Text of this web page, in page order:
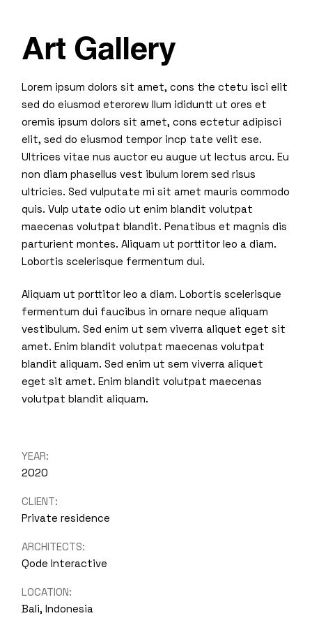
Art Gallery
Lorem ipsum dolors sit amet, cons the ctetu isci elit
sed do eiusmod eterorew llum ididuntt ut ores et
oremis ipsum dolors sit amet, cons ectetur adipisci
elit, sed do eiusmod tempor incp tate velit ese.
Ultrices vitae nus auctor eu augue ut lectus arcu. Eu
non diam phasellus vest ibulum lorem sed risus
ultricies. Sed vulputate mi sit amet mauris commodo
quis. Vulp utate odio ut enim blandit volutpat
maecenas volutpat blandit. Penatibus et magnis dis
parturient montes. Aliquam ut porttitor leo a diam.
Lobortis scelerisque fermentum dui.
Aliquam ut porttitor leo a diam. Lobortis scelerisque
fermentum dui faucibus in ornare neque aliquam
vestibulum. Sed enim ut sem viverra aliquet eget sit
amet. Enim blandit volutpat maecenas volutpat
blandit aliquam. Sed enim ut sem viverra aliquet
eget sit amet. Enim blandit volutpat maecenas
volutpat blandit aliquam.
YEAR:
2020
CLIENT:
Private residence
ARCHITECTS:
Qode Interactive
LOCATION:
Bali, Indonesia